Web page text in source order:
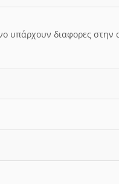
υπάρχουν διαφορες στην